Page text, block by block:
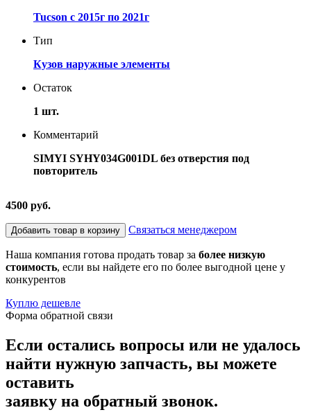
Tucson с 2015г по 2021г
Тип
Кузов наружные элементы
Остаток
1 шт.
Комментарий
SIMYI SYHY034G001DL без отверстия под
повторитель
4500 руб.
Добавить товар в корзину Связаться менеджером
Наша компания готова продать товар за более низкую
стоимость, если вы найдете его по более выгодной цене у
конкурентов
Куплю дешевле
Форма обратной связи
Если остались вопросы или не удалось
найти нужную запчасть, вы можете
оставить
заявку на обратный звонок.